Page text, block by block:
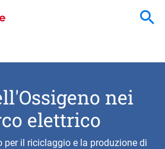
nei
elettrico
per il riciclaggio e la produzione di